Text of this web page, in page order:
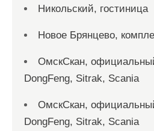
Никольский, гостиница
Новое Брянцево,
ОмскСкан,
DongFeng, Sitrak, Scania
ОмскСкан,
DongFeng, Sitrak, Scania